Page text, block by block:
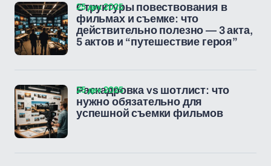
Структуры повествования в
фильмах и съемке: что
действительно полезно — 3 акта,
5 актов и “путешествие героя”
25 дек 2025
Раскадровка vs шотлист: что
нужно обязательно для
успешной съемки фильмов
25 дек 2025